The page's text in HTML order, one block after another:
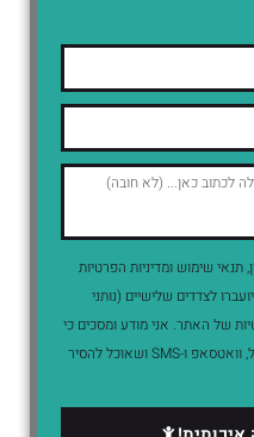
תנאי שימוש ומדיניות הפרטיות
לצדדים שלישיים (נותני
של האתר. אני מודע ומסכים כי
הפרטים ישמשו לצורך דיוור פרסומי במייל, וואטסאפ ו-SMS ושאוכל להסיר